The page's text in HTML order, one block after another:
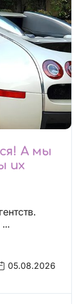
А мы
их
05.08.2026